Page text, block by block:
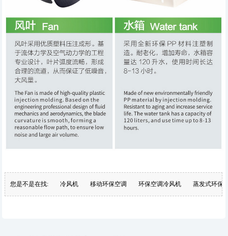
您是不是在找: 冷风机 移动环保空调 环保空调冷风机 蒸发式环保